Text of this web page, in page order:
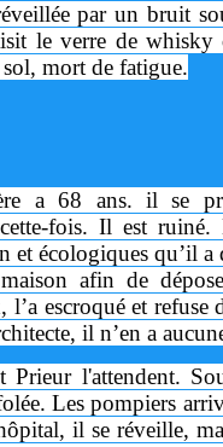
par un bruit
le verre de
sol, mort de fatigue.
a 68 ans. il se
fois. Il est
et écologiques qu’il a
afin de
escroqué et refuse
il n’en a
Prieur l'attendent.
Les pompiers
il se réveille,